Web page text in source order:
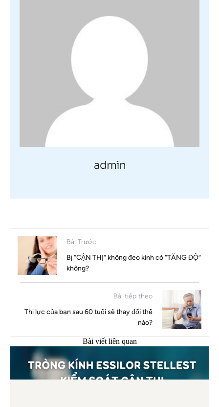
admin
Bài Trước
Bị “CẬN THỊ” không đeo kính có “TĂNG ĐỘ”
không?
Bài tiếp theo
Thị lực của bạn sau 60 tuổi sẽ thay đổi thế
nào?
Bài viết liên quan